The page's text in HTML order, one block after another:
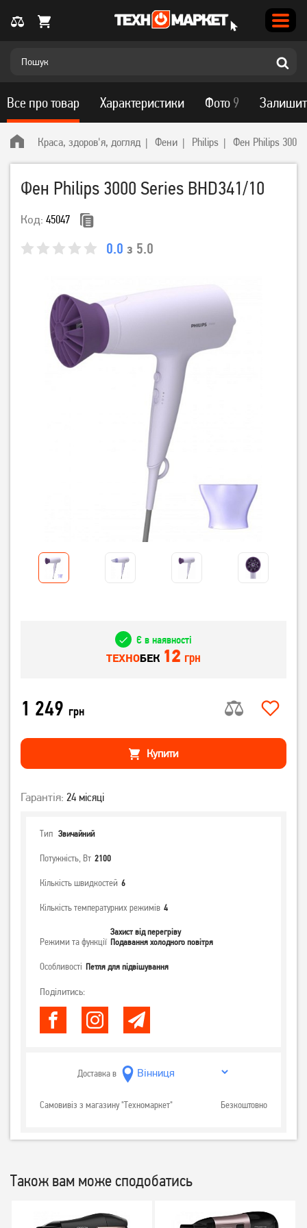
Краса, здоров'я, догляд Фени Philips Фен Philips 3000
Фен Philips 3000 Series BHD341/10
Код: 45047
0.0 з 5.0
Все про товар Характеристики Фото 9
Є в наявності
ТЕХНОБЕК 12 грн
1 249 грн
Купити
Гарантія: 24 місяці
Тип Звичайний
Потужність, Вт 2100
Кількість швидкостей 6
Кількість температурних режимів 4
Режими та функції
Захист від перегріву
Подавання холодного повітря
Особливості Петля для підвішування
Поділитись:
Доставка в
Самовивіз з магазину "Техномаркет" Безкоштовно
Також вам може сподобатись